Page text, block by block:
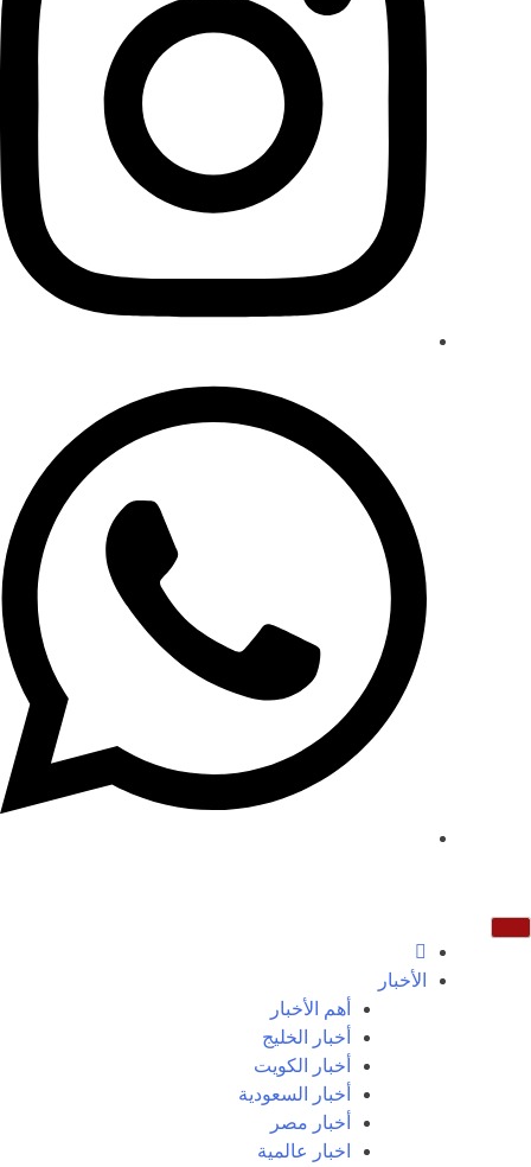
الأخبار
أهم الأخبار
أخبار الخليج
أخبار الكويت
أخبار السعودية
أخبار مصر
اخبار عالمية